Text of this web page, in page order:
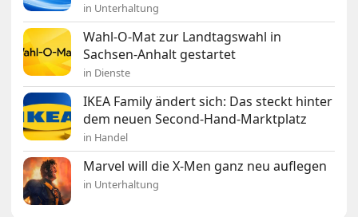
in Unterhaltung
Wahl-O-Mat zur Landtagswahl in
Sachsen-Anhalt gestartet
in Dienste
IKEA Family ändert sich: Das steckt hinter
dem neuen Second-Hand-Marktplatz
in Handel
Marvel will die X-Men ganz neu auflegen
in Unterhaltung